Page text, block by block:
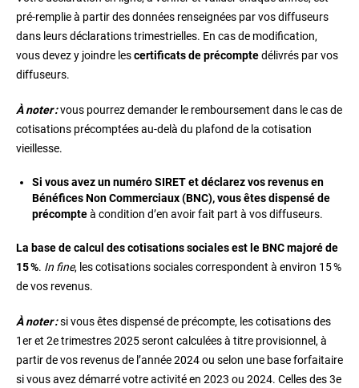
pré-remplie à partir des données renseignées par vos diffuseurs
dans leurs déclarations trimestrielles. En cas de modification,
vous devez y joindre lescertificats de précomptedélivrés par vos
diffuseurs.
À noter :vous pourrez demander le remboursement dans le cas de
cotisations précomptées au-delà du plafond de la cotisation
vieillesse.
Si vous avez un numéro SIRET et déclarez vos revenus en
Bénéfices Non Commerciaux (BNC), vous êtes dispensé de
précompteà condition d’en avoir fait part à vos diffuseurs.
La base de calcul des cotisations sociales est le BNC majoré de
15 %. In fine, les cotisations sociales correspondent à environ 15 %
de vos revenus.
À noter :si vous êtes dispensé de précompte, les cotisations des
1er et 2e trimestres 2025 seront calculées à titre provisionnel, à
partir de vos revenus de l’année 2024 ou selon une base forfaitaire
si vous avez démarré votre activité en 2023 ou 2024. Celles des 3e